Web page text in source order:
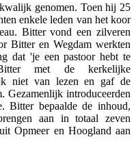
genomen. Toen hij 25
enkele leden van het koor
Bitter vond een zilveren
Bitter en Wegdam werkten
dat 'je een pastoor hebt te
met de kerkelijke
niet van lezen en gaf de
Gezamenlijk introduceerden
Bitter bepaalde de inhoud,
aan in totaal zeven
Opmeer en Hoogland aan